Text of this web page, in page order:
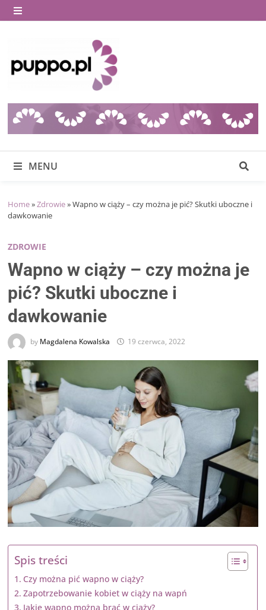
Skip
to
MENU
MENU
Home»Zdrowie»Wapno w ciąży – czy można je pić? Skutki uboczne i
dawkowanie
ZDROWIE
Wapno w ciąży – czy można je
pić? Skutki uboczne i
dawkowanie
by Magdalena Kowalska 19 czerwca, 2022
Spis treści
Czy można pić wapno w ciąży?
Zapotrzebowanie kobiet w ciąży na wapń
Jakie wapno można brać w ciąży?